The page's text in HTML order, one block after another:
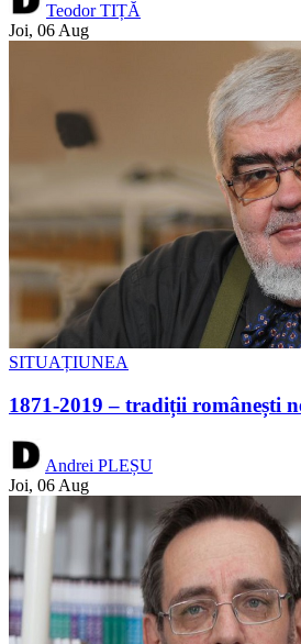
Teodor TIȚĂ
Joi, 06 Aug
SITUAȚIUNEA
1871-2019 – tradiții românești
Andrei PLEȘU
Joi, 06 Aug